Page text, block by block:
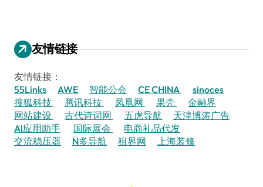
友情链接
友情链接：
55Links
AWE 智能公会 CE CHINA
sinoces
搜狐科技
腾讯科技 凤凰网 果壳
金融界
网站建设
古代诗词网 五虎导航
天津博涛广告
AI应用助手
国际展会
电商礼品代发
交流稳压器
N多导航 租界网 上海装修